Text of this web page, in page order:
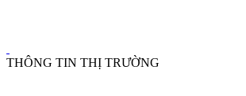
39/2014/TT-BTC:
Một số quy định
THÔNG TIN THỊ TRƯỜNG